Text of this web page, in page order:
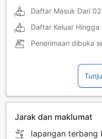
Daftar Masuk Dari
Daftar Keluar Hingga
Penerimaan dibuka
Jarak dan maklumat
lapangan terbang